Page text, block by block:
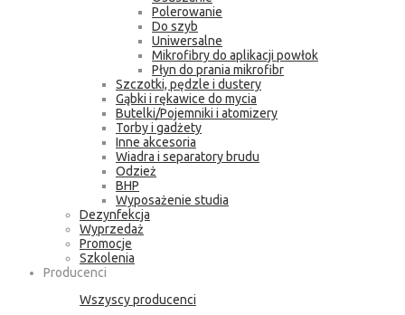
Polerowanie
Do szyb
Uniwersalne
Mikrofibry do aplikacji powłok
Płyn do prania mikrofibr
Szczotki, pędzle i dustery
Gąbki i rękawice do mycia
Butelki/Pojemniki i atomizery
Torby i gadżety
Inne akcesoria
Wiadra i separatory brudu
Odzież
BHP
Wyposażenie studia
Dezynfekcja
Wyprzedaż
Promocje
Szkolenia
Producenci
Wszyscy producenci